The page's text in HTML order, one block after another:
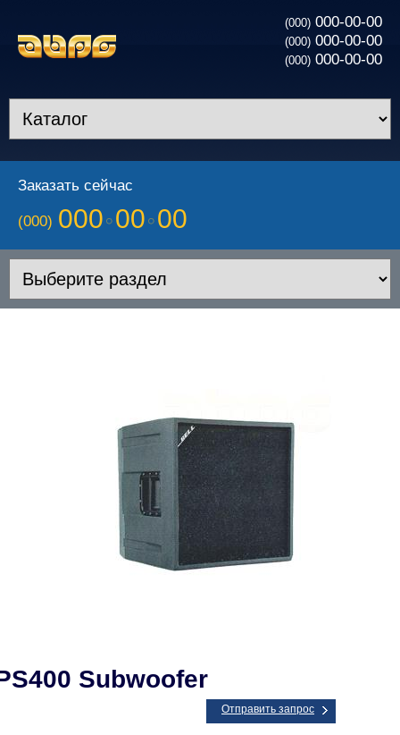
(000) 000-00-00
(000) 000-00-00
(000) 000-00-00
Заказать сейчас
(000) 000 00 00
Subwoofer
Отправить запрос